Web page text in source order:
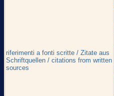
riferimenti a fonti scritte / Zitate aus
Schriftquellen / citations from written
sources